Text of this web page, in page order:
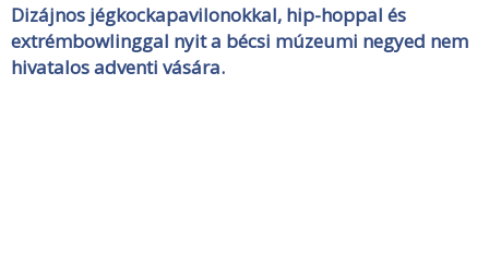
Dizájnos jégkockapavilonokkal, hip-hoppal és
extrémbowlinggal nyit a bécsi múzeumi negyed nem
hivatalos adventi vására.